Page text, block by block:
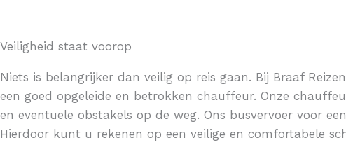
Veiligheid staat voorop
Niets is belangrijker dan veilig op reis gaan. Bij Braaf
een goed opgeleide en betrokken chauffeur. Onze
en eventuele obstakels op de weg. Ons busvervoer voor
Hierdoor kunt u rekenen op een veilige en comfortabele